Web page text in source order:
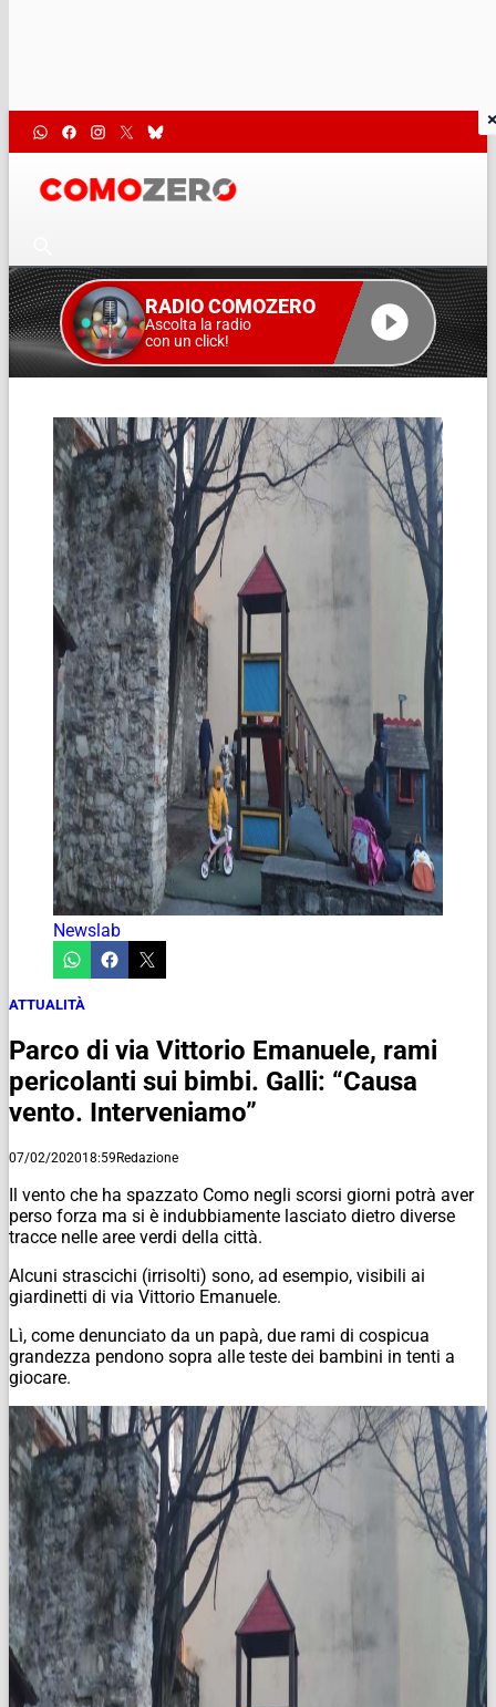
RADIO COMOZERO
Ascolta la radio
con un click!
Newslab
ATTUALITÀ
Parco di via Vittorio Emanuele, rami
pericolanti sui bimbi. Galli: “Causa
vento. Interveniamo”
07/02/202018:59Redazione
Il vento che ha spazzato Como negli scorsi giorni potrà aver
perso forza ma si è indubbiamente lasciato dietro diverse
tracce nelle aree verdi della città.
Alcuni strascichi (irrisolti) sono, ad esempio, visibili ai
giardinetti di via Vittorio Emanuele.
Lì, come denunciato da un papà, due rami di cospicua
grandezza pendono sopra alle teste dei bambini in tenti a
giocare.